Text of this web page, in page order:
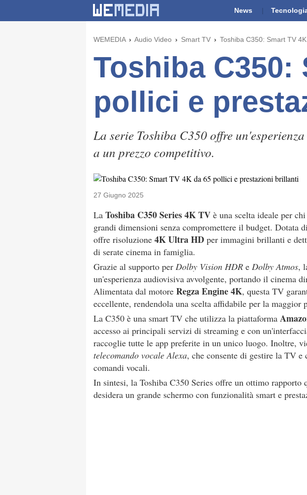
News
WEMEDIA Audio Video Smart TV Toshiba C350: Smart TV
Toshiba C350:
pollici e
La serie Toshiba C350 offre
a un prezzo competitivo.
27 Giugno 2025
La Toshiba C350 Series 4K TV è una scelta ideale per
grandi dimensioni senza compromettere il budget. Dotata
offre risoluzione 4K Ultra HD per immagini brillanti e
di serate cinema in famiglia.
Grazie al supporto per Dolby Vision HDR e Dolby Atmos,
un'esperienza audiovisiva avvolgente, portando il cinema
Alimentata dal motore Regza Engine 4K, questa TV
eccellente, rendendola una scelta affidabile per la maggior
La C350 è una smart TV che utilizza la piattaforma
accesso ai principali servizi di streaming e con
raccoglie tutte le app preferite in un unico luogo. Inoltre,
telecomando vocale Alexa, che consente di gestire la TV e
comandi vocali.
In sintesi, la Toshiba C350 Series offre un ottimo rapporto
desidera un grande schermo con funzionalità smart e